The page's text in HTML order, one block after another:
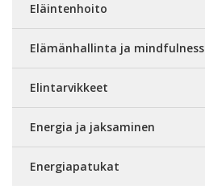
Eläintenhoito
Elämänhallinta ja mindfulness
Elintarvikkeet
Energia ja jaksaminen
Energiapatukat